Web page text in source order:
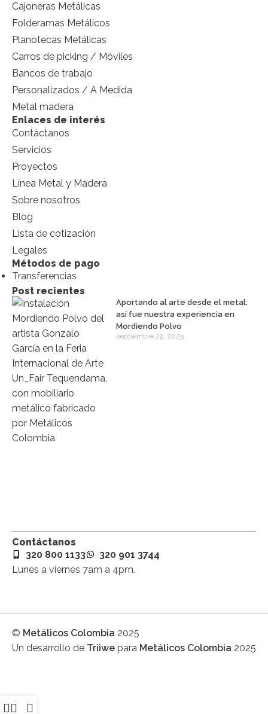
Cajoneras Metálicas
Folderamas Metálicos
Planotecas Metálicas
Carros de picking / Móviles
Bancos de trabajo
Personalizados / A Medida
Metal madera
Enlaces de interés
Contáctanos
Servicios
Proyectos
Línea Metal y Madera
Sobre nosotros
Blog
Lista de cotización
Legales
Métodos de pago
Transferencias
Post recientes
Aportando al arte desde el metal:
así fue nuestra experiencia en
Mordiendo Polvo
septiembre 29, 2025
Contáctanos
320 800 1133
320 901 3744
Lunes a viernes 7am a 4pm.
© Metálicos Colombia 2025
Un desarrollo de Triiwe para Metálicos Colombia 2025